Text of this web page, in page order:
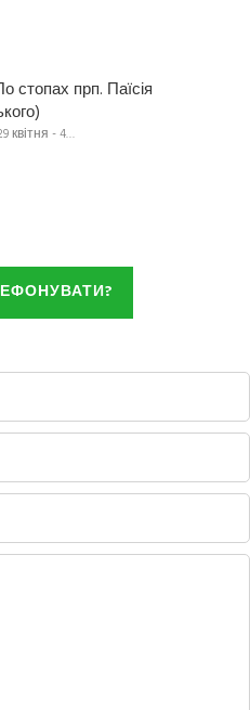
прп. Паїсія
квітня - 4…